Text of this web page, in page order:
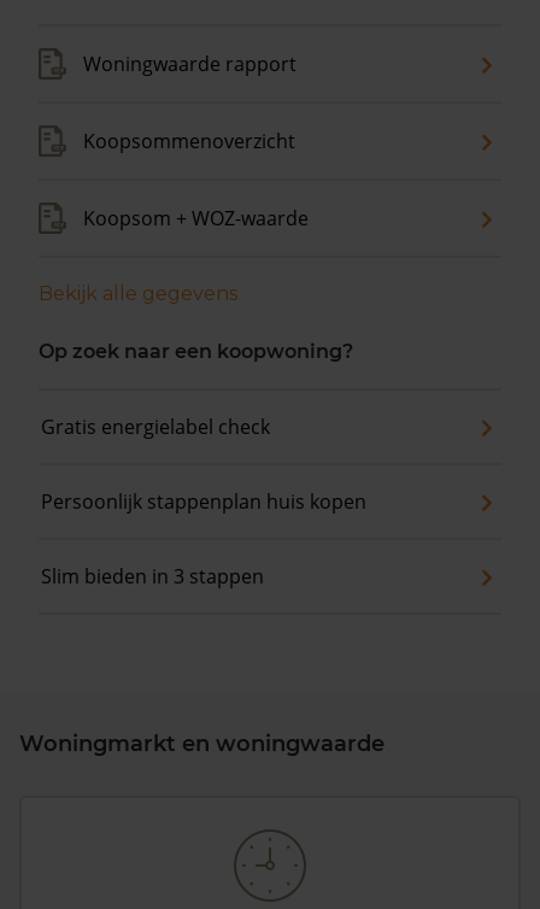
Woningwaarde rapport
Koopsommenoverzicht
Koopsom + WOZ-waarde
Bekijk alle gegevens
Op zoek naar een koopwoning?
Gratis energielabel check
Persoonlijk stappenplan huis kopen
Slim bieden in 3 stappen
Woningmarkt en woningwaarde